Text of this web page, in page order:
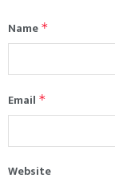
Name *
Email *
Website